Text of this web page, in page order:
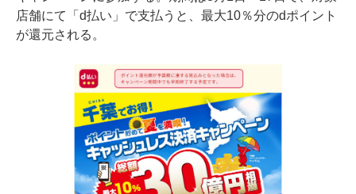
店舗にて「d払い」で支払うと、最大10％分のdポイント
が還元される。